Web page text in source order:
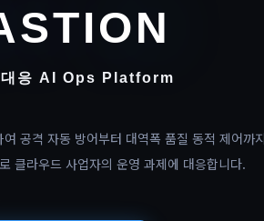
대응 AI Ops Platform
공격 자동 방어부터 대역폭 품질 동적 제어까
클라우드 사업자의 운영 과제에 대응합니다.